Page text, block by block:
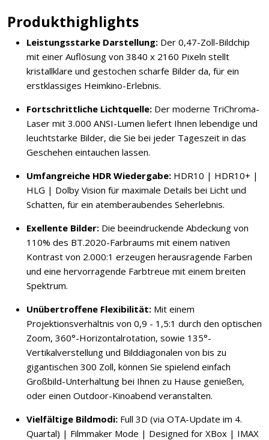
Produkthighlights
Leistungsstarke Darstellung: Der 0,47-Zoll-Bildchip
mit einer Auflösung von 3840 x 2160 Pixeln stellt
kristallklare und gestochen scharfe Bilder da, für ein
erstklassiges Heimkino-Erlebnis.
Fortschrittliche Lichtquelle: Der moderne TriChroma-
Laser mit 3.000 ANSI-Lumen liefert Ihnen lebendige und
leuchtstarke Bilder, die Sie bei jeder Tageszeit in das
Geschehen eintauchen lassen.
Umfangreiche HDR Wiedergabe: HDR10 | HDR10+ |
HLG | Dolby Vision für maximale Details bei Licht und
Schatten, für ein atemberaubendes Seherlebnis.
Exellente Bilder: Die beeindruckende Abdeckung von
110% des BT.2020-Farbraums mit einem nativen
Kontrast von 2.000:1 erzeugen herausragende Farben
und eine hervorragende Farbtreue mit einem breiten
Spektrum.
Unübertroffene Flexibilität: Mit einem
Projektionsverhältnis von 0,9 - 1,5:1 durch den optischen
Zoom, 360°-Horizontalrotation, sowie 135°-
Vertikalverstellung und Bilddiagonalen von bis zu
gigantischen 300 Zoll, können Sie spielend einfach
Großbild-Unterhaltung bei Ihnen zu Hause genießen,
oder einen Outdoor-Kinoabend veranstalten.
Vielfältige Bildmodi: Full 3D (via OTA-Update im 4.
Quartal) | Filmmaker Mode | Designed for XBox | IMAX